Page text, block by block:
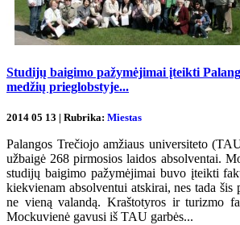
Studijų baigimo pažymėjimai įteikti
medžių prieglobstyje...
2014 05 13 | Rubrika: Miestas
Palangos Trečiojo amžiaus universiteto
užbaigė 268 pirmosios laidos absolventai.
studijų baigimo pažymėjimai buvo įteikti
kiekvienam absolventui atskirai, nes tada šis
ne vieną valandą. Kraštotyros ir turizmo
Mockuvienė gavusi iš TAU garbės...